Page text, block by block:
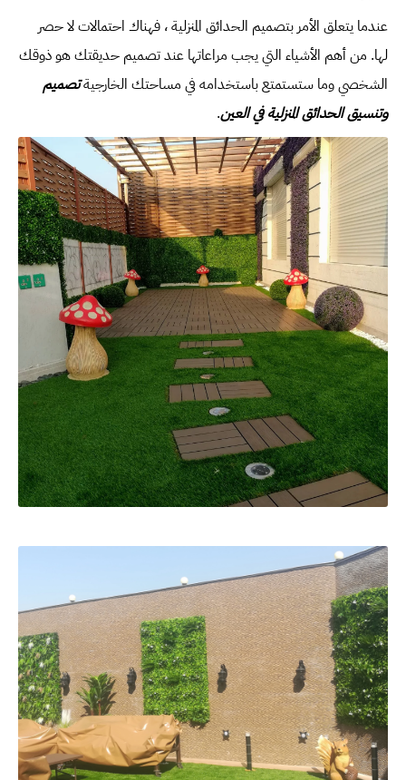
عندما يتعلق الأمر بتصميم الحدائق المنزلية ، فهناك احتمالات لا حصر
لها. من أهم الأشياء التي يجب مراعاتها عند تصميم حديقتك هو ذوقك
الشخصي وما ستستمتع باستخدامه في مساحتك الخارجيةتصميم
وتنسيق الحدائق المنزلية في العين.